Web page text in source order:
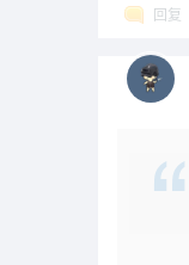
回复